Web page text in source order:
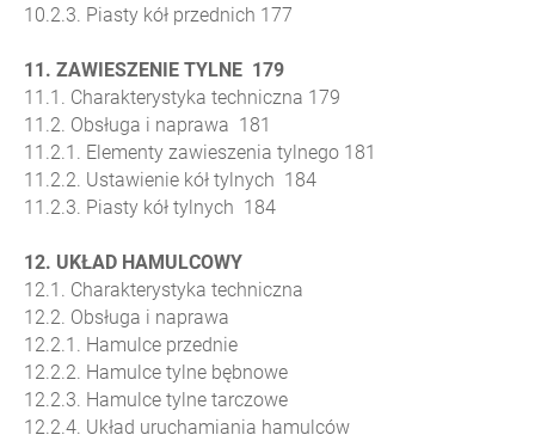
10.2.3. Piasty kół przednich 177
11. ZAWIESZENIE TYLNE 179
11.1. Charakterystyka techniczna 179
11.2. Obsługa i naprawa 181
11.2.1. Elementy zawieszenia tylnego 181
11.2.2. Ustawienie kół tylnych 184
11.2.3. Piasty kół tylnych 184
12. UKŁAD HAMULCOWY
12.1. Charakterystyka techniczna
12.2. Obsługa i naprawa
12.2.1. Hamulce przednie
12.2.2. Hamulce tylne bębnowe
12.2.3. Hamulce tylne tarczowe
12.2.4. Układ uruchamiania hamulców